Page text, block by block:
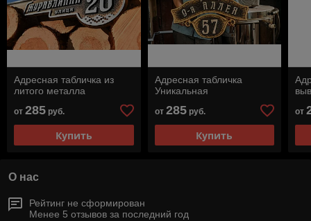
Адресная табличка из
литого металла
от 285 руб.
Купить
Адресная табличка
Уникальная
от 285руб.
Купить
от
О нас
Рейтинг не сформирован
Менее 5 отзывов за последний год